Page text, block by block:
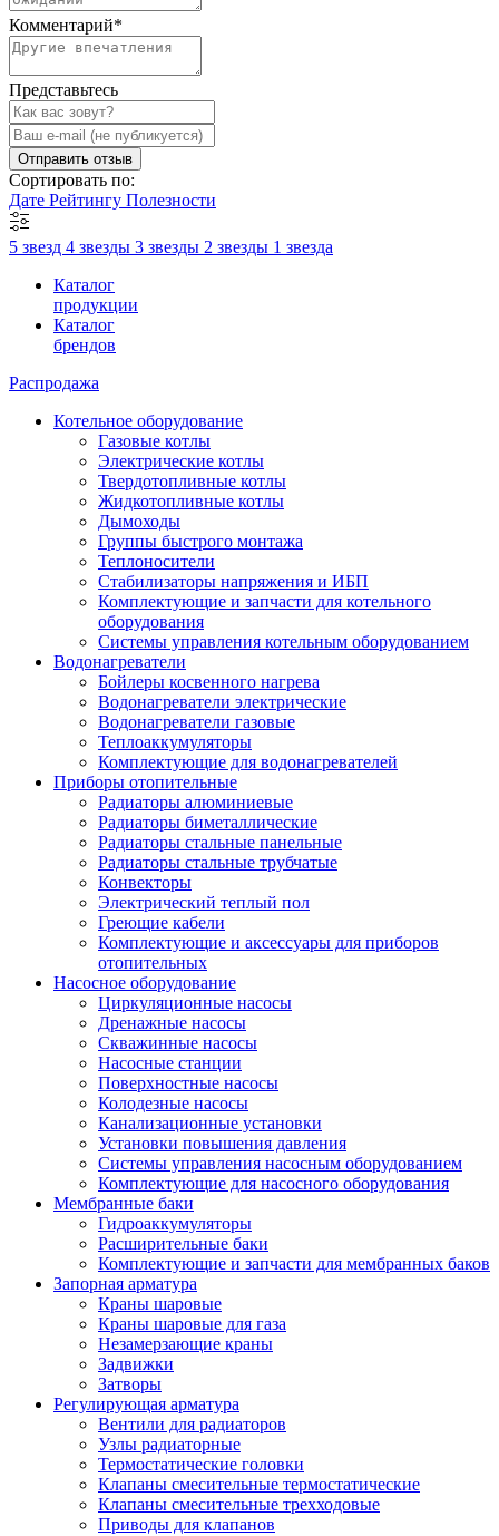
Комментарий*
Представьтесь
Отправить отзыв
Сортировать по:
Дате Рейтингу Полезности
5 звезд 4 звезды 3 звезды 2 звезды 1 звезда
Каталог
продукции
Каталог
брендов
Распродажа
Котельное оборудование
Газовые котлы
Электрические котлы
Твердотопливные котлы
Жидкотопливные котлы
Дымоходы
Группы быстрого монтажа
Теплоносители
Стабилизаторы напряжения и ИБП
Комплектующие и запчасти для котельного
оборудования
Системы управления котельным оборудованием
Водонагреватели
Бойлеры косвенного нагрева
Водонагреватели электрические
Водонагреватели газовые
Теплоаккумуляторы
Комплектующие для водонагревателей
Приборы отопительные
Радиаторы алюминиевые
Радиаторы биметаллические
Радиаторы стальные панельные
Радиаторы стальные трубчатые
Конвекторы
Электрический теплый пол
Греющие кабели
Комплектующие и аксессуары для приборов
отопительных
Насосное оборудование
Циркуляционные насосы
Дренажные насосы
Скважинные насосы
Насосные станции
Поверхностные насосы
Колодезные насосы
Канализационные установки
Установки повышения давления
Системы управления насосным оборудованием
Комплектующие для насосного оборудования
Мембранные баки
Гидроаккумуляторы
Расширительные баки
Комплектующие и запчасти для мембранных баков
Запорная арматура
Краны шаровые
Краны шаровые для газа
Незамерзающие краны
Задвижки
Затворы
Регулирующая арматура
Вентили для радиаторов
Узлы радиаторные
Термостатические головки
Клапаны смесительные термостатические
Клапаны смесительные трехходовые
Приводы для клапанов